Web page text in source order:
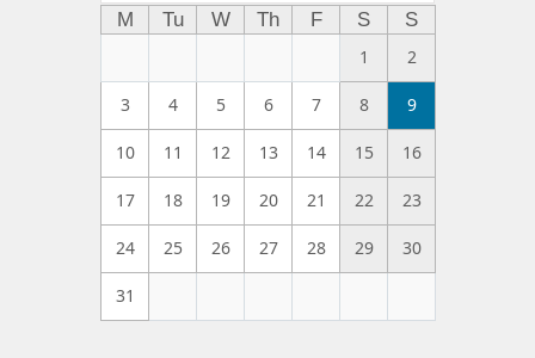
M Tu W Th F S
S
1
2
3 4 5 6 7 8 9
10 11 12 13 14 15 16
17 18 19 20 21 22 23
24 25 26 27 28 29 30
31